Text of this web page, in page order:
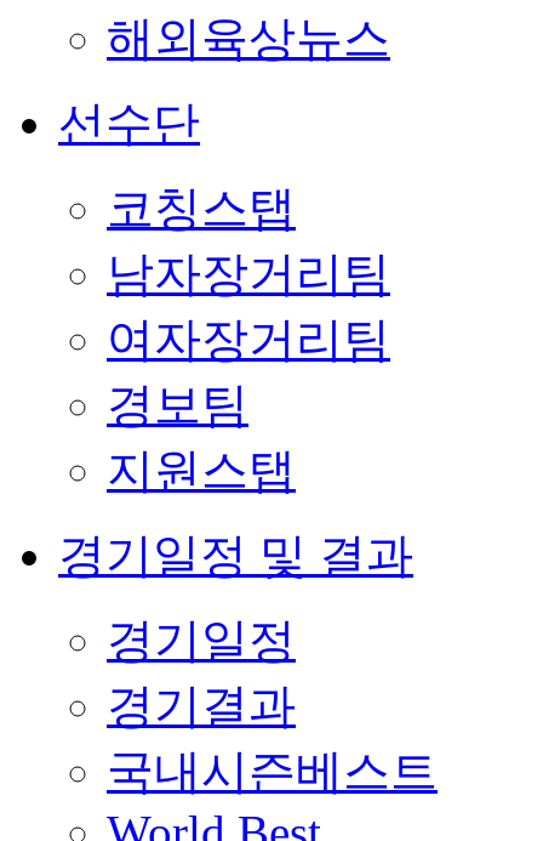
해외육상뉴스
선수단
코칭스탭
남자장거리팀
여자장거리팀
경보팀
지원스탭
경기일정 및 결과
경기일정
경기결과
국내시즌베스트